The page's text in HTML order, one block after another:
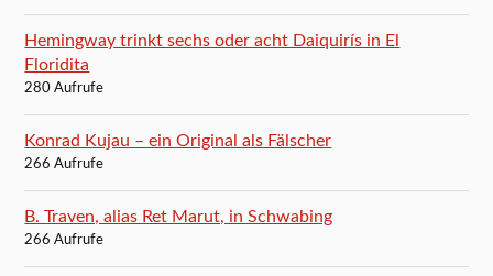
Hemingway trinkt sechs oder acht Daiquirís in El
Floridita
280 Aufrufe
Konrad Kujau – ein Original als Fälscher
266 Aufrufe
B. Traven, alias Ret Marut, in Schwabing
266 Aufrufe